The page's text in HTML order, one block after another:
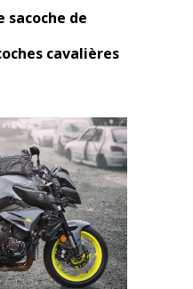
sacoche de
cavalières